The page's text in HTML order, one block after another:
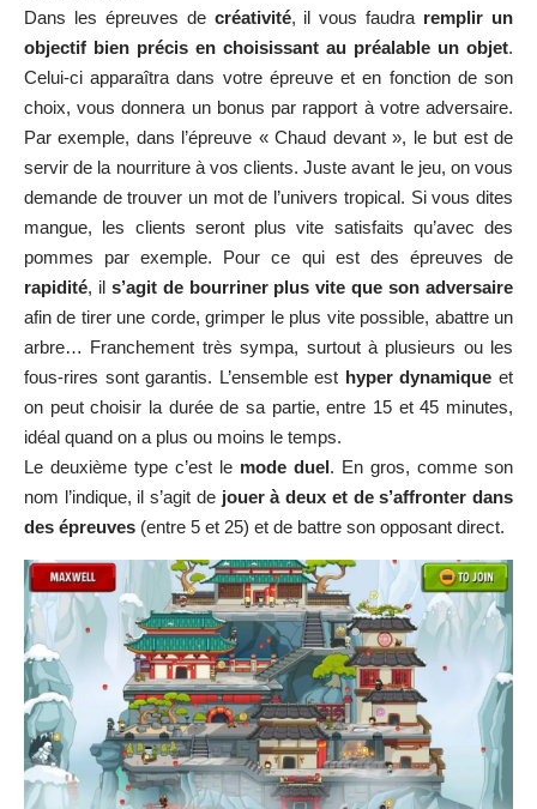
Dans les épreuves de créativité, il vous faudra remplir un
objectif bien précis en choisissant au préalable un objet.
Celui-ci apparaîtra dans votre épreuve et en fonction de son
choix, vous donnera un bonus par rapport à votre adversaire.
Par exemple, dans l’épreuve « Chaud devant », le but est de
servir de la nourriture à vos clients. Juste avant le jeu, on vous
demande de trouver un mot de l’univers tropical. Si vous dites
mangue, les clients seront plus vite satisfaits qu’avec des
pommes par exemple. Pour ce qui est des épreuves de
rapidité, il s’agit de bourriner plus vite que son adversaire
afin de tirer une corde, grimper le plus vite possible, abattre un
arbre… Franchement très sympa, surtout à plusieurs ou les
fous-rires sont garantis. L’ensemble est hyper dynamique et
on peut choisir la durée de sa partie, entre 15 et 45 minutes,
idéal quand on a plus ou moins le temps.
Le deuxième type c’est le mode duel. En gros, comme son
nom l’indique, il s’agit de jouer à deux et de s’affronter dans
des épreuves (entre 5 et 25) et de battre son opposant direct.